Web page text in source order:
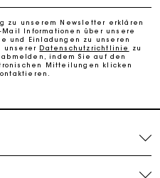
zu machen
von 2-3 Tagen
nach 30 Tagen
zu unserem Newsletter erklären
Informationen über unsere
und Einladungen zu unseren
unserer Datenschutzrichtlinie
zu
indem Sie auf den
Mitteilungen klicken